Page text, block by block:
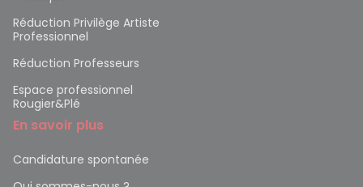
Réduction Privilège Artiste
Professionnel
Réduction Professeurs
Espace professionnel
Rougier&Plé
En savoir plus
Candidature spontanée